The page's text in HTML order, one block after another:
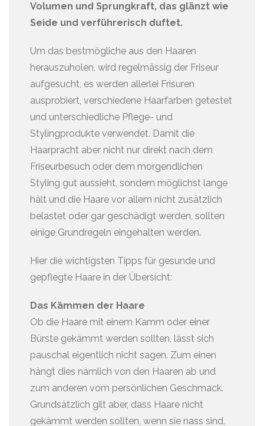
Volumen und Sprungkraft, das glänzt wie
Seide und verführerisch duftet.
Um das bestmögliche aus den Haaren
herauszuholen, wird regelmässig der Friseur
aufgesucht, es werden allerlei Frisuren
ausprobiert, verschiedene Haarfarben getestet
und unterschiedliche Pflege- und
Stylingprodukte verwendet. Damit die
Haarpracht aber nicht nur direkt nach dem
Friseurbesuch oder dem morgendlichen
Styling gut aussieht, sondern möglichst lange
hält und die Haare vor allem nicht zusätzlich
belastet oder gar geschädigt werden, sollten
einige Grundregeln eingehalten werden.
Hier die wichtigsten Tipps für gesunde und
gepflegte Haare in der Übersicht:
Das Kämmen der Haare
Ob die Haare mit einem Kamm oder einer
Bürste gekämmt werden sollten, lässt sich
pauschal eigentlich nicht sagen. Zum einen
hängt dies nämlich von den Haaren ab und
zum anderen vom persönlichen Geschmack.
Grundsätzlich gilt aber, dass Haare nicht
gekämmt werden sollten, wenn sie nass sind,